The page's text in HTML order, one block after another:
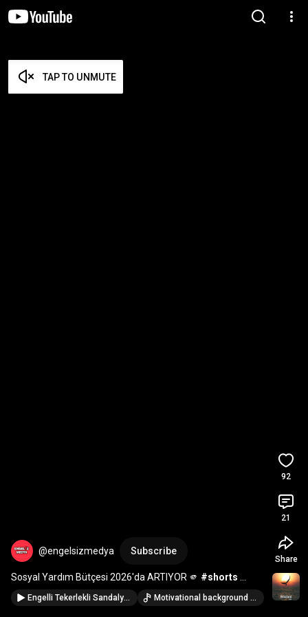
TAP TO UNMUTE
@engelsizmedya Subscribe
Sosyal Yardım Bütçesi 2026'da ARTIYOR 🫵 #shorts
#sondakika#engelli
Engelli Tekerlekli Sandalyeyle Sokak Berberi Robot Traşı! 🤯 Sonuç ÇOK KOMİK! Motivational background music no copyright || Inspirational background music no copyright · @SamirulAli
92
21
Share